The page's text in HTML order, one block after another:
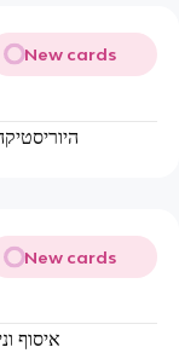
New cards
New cards
איסוף